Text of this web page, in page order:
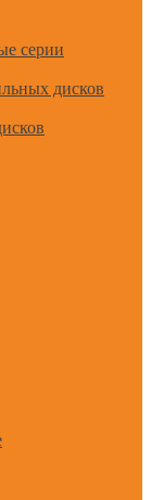
серии
дисков